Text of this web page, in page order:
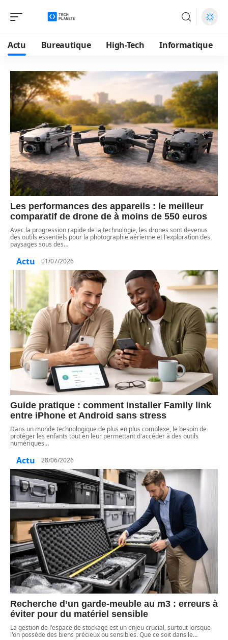
Actu Bureautique High-Tech Informatique
Les performances des appareils : le meilleur
comparatif de drone de à moins de 550 euros
Avec la progression rapide de la technologie, les drones sont devenus
des outils essentiels pour la photographie aérienne et l'exploration des
paysages sous des…
Actu 01/07/2026
Guide pratique : comment installer Family link
entre iPhone et Android sans stress
Dans un monde technologique de plus en plus complexe, le besoin de
protéger les enfants tout en leur permettant d'accéder à des outils
numériques…
Actu 28/06/2026
Recherche d’un garde-meuble au m3 : erreurs à
éviter pour du matériel sensible
La gestion de l'espace de stockage est un enjeu crucial, surtout lorsque
l'on possède des biens précieux ou sensibles. Que ce soit dans le…